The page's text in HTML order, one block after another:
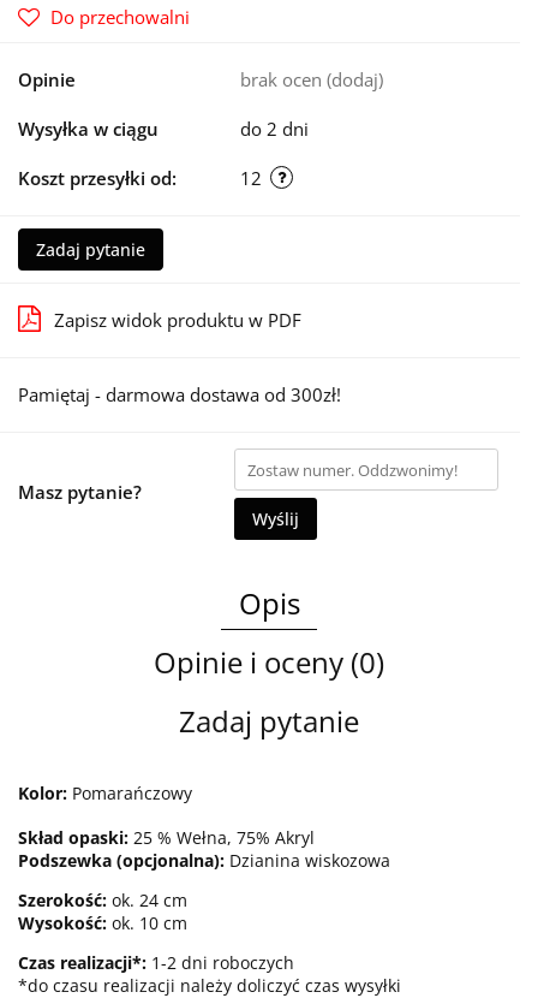
Do przechowalni
Opinie brak ocen (dodaj)
Wysyłka w ciągu do 2 dni
Koszt przesyłki od: 12
Zadaj pytanie
Zapisz widok produktu w PDF
Pamiętaj - darmowa dostawa od 300zł!
Masz pytanie?
Wyślij
Opis
Opinie i oceny (0)
Zadaj pytanie
Kolor: Pomarańczowy
Skład opaski: 25 % Wełna, 75% Akryl
Podszewka (opcjonalna): Dzianina wiskozowa
Szerokość: ok. 24 cm
Wysokość: ok. 10 cm
Czas realizacji*: 1-2 dni roboczych
*do czasu realizacji należy doliczyć czas wysyłki